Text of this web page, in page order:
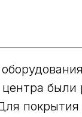
были
покрытия